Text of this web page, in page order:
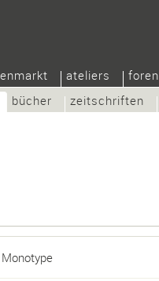
ateliers foren
bücher zeitschriften
Monotype